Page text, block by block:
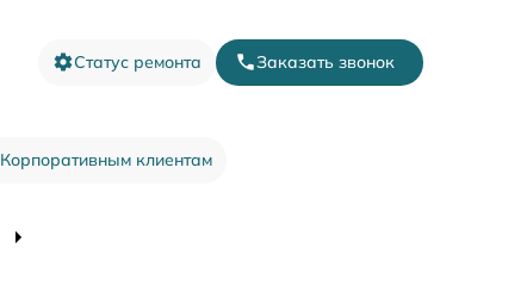
Статус ремонта Заказать звонок
Корпоративным клиентам